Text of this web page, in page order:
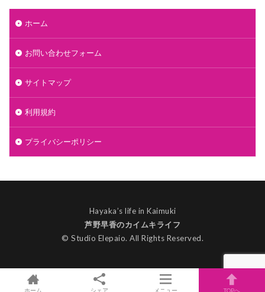
ホーム
お問い合わせフォーム
サイトマップ
利用規約
プライバシーポリシー
Hayaka’s life in Kaimuki
芦野早香のカイムキライフ
© Studio Elepaio. All Rights Reserved.
ホーム シェア メニュー TOPへ